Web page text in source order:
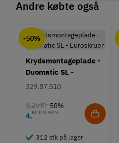
Rustfrit stål
Overflade
Mat
Farve
Stålfarvet
Montering
Påskruning
23x63 mm
Andre købte også
-50%
Krydsmontageplade -
Duomatic SL -
Euroskruer
329.87.510
9,25 kr-50%
4,63 Inkl. moms
312 stk på lager